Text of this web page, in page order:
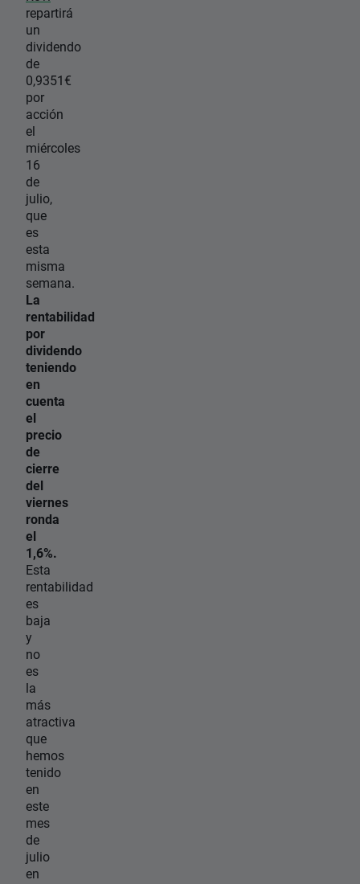
repartirá
un
dividendo
de
0,9351€
por
acción
el
miércoles
16
de
julio,
que
es
esta
misma
semana.
La
rentabilidad
por
dividendo
teniendo
en
cuenta
el
precio
de
cierre
del
viernes
ronda
el
1,6%.
Esta
rentabilidad
es
baja
y
no
es
la
más
atractiva
que
hemos
tenido
en
este
mes
de
julio
en